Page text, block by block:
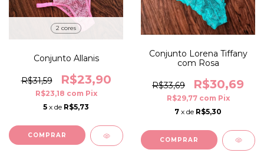
2 cores
Conjunto Allanis
R$31,59 R$23,90
R$23,18 com Pix
5 x de R$5,73
COMPRAR
Conjunto Lorena Tiffany
com Rosa
R$33,69 R$30,69
R$29,77 com Pix
7 x de R$5,30
COMPRAR